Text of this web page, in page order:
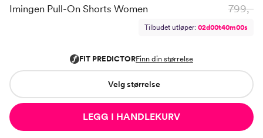
Imingen Pull-On Shorts Women 799,-
Tilbudet utløper: 02d00t39m59s
Velg størrelse
LEGG I HANDLEKURV